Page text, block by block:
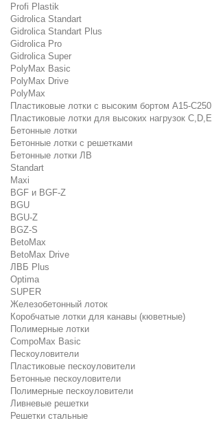
Profi Plastik
Gidrolica Standart
Gidrolica Standart Plus
Gidrolica Pro
Gidrolica Super
PolyMax Basic
PolyMax Drive
PolyMax
Пластиковые лотки с высоким бортом А15-C250
Пластиковые лотки для высоких нагрузок C,D,E
Бетонные лотки
Бетонные лотки с решетками
Бетонные лотки ЛВ
Standart
Maxi
BGF и BGF-Z
BGU
BGU-Z
BGZ-S
BetoMax
BetoMax Drive
ЛВБ Plus
Optima
SUPER
Железобетонный лоток
Коробчатые лотки для канавы (кюветные)
Полимерные лотки
CompoMax Basic
Пескоуловители
Пластиковые пескоуловители
Бетонные пескоуловители
Полимерные пескоуловители
Ливневые решетки
Решетки стальные